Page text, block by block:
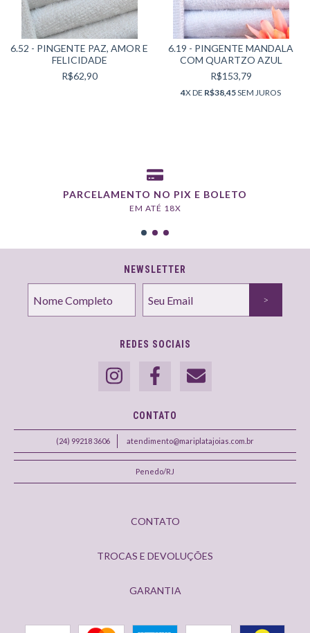
6.52 - PINGENTE PAZ, AMOR E
FELICIDADE
R$62,90
6.19 - PINGENTE MANDALA
COM QUARTZO AZUL
R$153,79
4X DE R$38,45SEM JUROS
PARCELAMENTO NO PIX E BOLETO
EM ATÉ 18X
NEWSLETTER
REDES SOCIAIS
CONTATO
(24) 99218 3606 atendimento@mariplatajoias.com.br
Penedo/RJ
CONTATO
TROCAS E DEVOLUÇÕES
GARANTIA